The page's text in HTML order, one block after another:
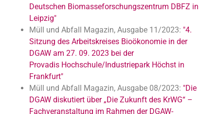
Deutschen Biomasseforschungszentrum DBFZ in
Leipzig"
Müll und Abfall Magazin, Ausgabe 11/2023: "4.
Sitzung des Arbeitskreises Bioökonomie in der
DGAW am 27. 09. 2023 bei der
Provadis Hochschule/Industriepark Höchst in
Frankfurt"
Müll und Abfall Magazin, Ausgabe 08/2023: "Die
DGAW diskutiert über „Die Zukunft des KrWG“ –
Fachveranstaltung im Rahmen der DGAW-